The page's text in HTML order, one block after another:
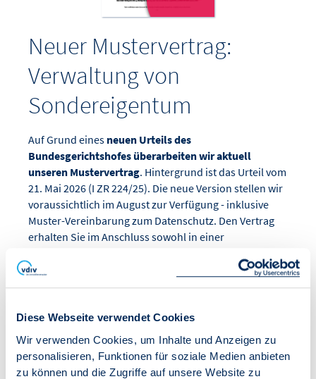
Diese Webseite verwendet Cookies
Wir verwenden Cookies, um Inhalte und Anzeigen zu
personalisieren, Funktionen für soziale Medien anbieten
zu können und die Zugriffe auf unsere Website zu
Neuer Mustervertrag:
Verwaltung von
Sondereigentum
Auf Grund eines neuen Urteils des
Bundesgerichtshofes überarbeiten wir aktuell
unseren Mustervertrag. Hintergrund ist das Urteil vom
21. Mai 2026 (I ZR 224/25). Die neue Version stellen wir
voraussichtlich im August zur Verfügung - inklusive
Muster-Vereinbarung zum Datenschutz. Den Vertrag
erhalten Sie im Anschluss sowohl in einer
Bitte beachten Sie die im Paket enthaltenen Copyright-
Hinweise.
Mitglieder:
0,00 € (0,00 € zzgl. 19,00 % USt.)
Nichtmitglieder:
82,11 € (69,00 € zzgl. 19,00 % USt.)
Dienstleister:
82,11 € (69,00 € zzgl. 19,00 % USt.)